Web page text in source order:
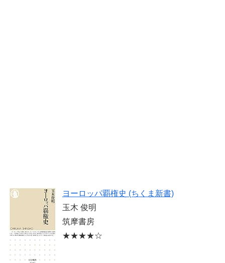
ヨーロッパ覇権史 (ちくま新書)
玉木 俊明
筑摩書房
★★★★☆